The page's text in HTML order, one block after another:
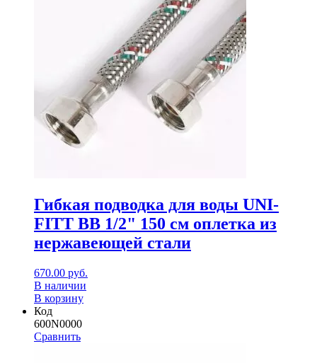
Гибкая подводка для воды UNI-
FITT ВВ 1/2" 150 см оплетка из
нержавеющей стали
670.00 руб.
В наличии
В корзину
Код
600N0000
Сравнить